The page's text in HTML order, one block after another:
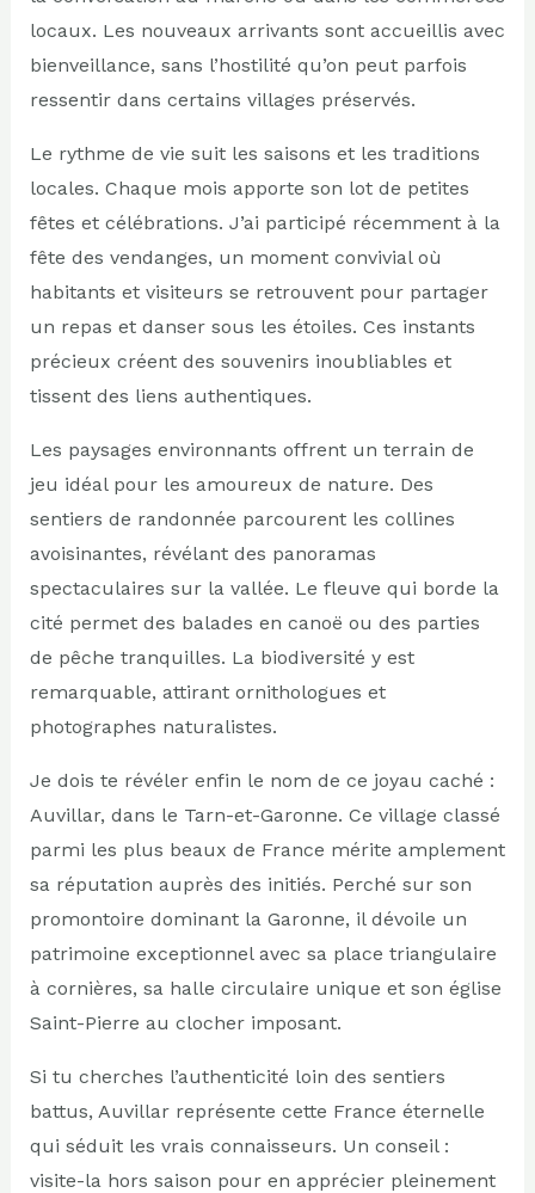
locaux. Les nouveaux arrivants sont accueillis avec
bienveillance, sans l’hostilité qu’on peut parfois
ressentir dans certains villages préservés.
Le rythme de vie suit les saisons et les traditions
locales. Chaque mois apporte son lot de petites
fêtes et célébrations. J’ai participé récemment à la
fête des vendanges, un moment convivial où
habitants et visiteurs se retrouvent pour partager
un repas et danser sous les étoiles. Ces instants
précieux créent des souvenirs inoubliables et
tissent des liens authentiques.
Les paysages environnants offrent un terrain de
jeu idéal pour les amoureux de nature. Des
sentiers de randonnée parcourent les collines
avoisinantes, révélant des panoramas
spectaculaires sur la vallée. Le fleuve qui borde la
cité permet des balades en canoë ou des parties
de pêche tranquilles. La biodiversité y est
remarquable, attirant ornithologues et
photographes naturalistes.
Je dois te révéler enfin le nom de ce joyau caché :
Auvillar, dans le Tarn-et-Garonne. Ce village classé
parmi les plus beaux de France mérite amplement
sa réputation auprès des initiés. Perché sur son
promontoire dominant la Garonne, il dévoile un
patrimoine exceptionnel avec sa place triangulaire
à cornières, sa halle circulaire unique et son église
Saint-Pierre au clocher imposant.
Si tu cherches l’authenticité loin des sentiers
battus, Auvillar représente cette France éternelle
qui séduit les vrais connaisseurs. Un conseil :
visite-la hors saison pour en apprécier pleinement